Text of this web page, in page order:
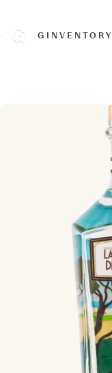
GINVENTORY